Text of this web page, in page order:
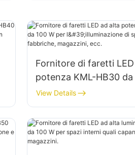
Fornitore di faretti
potenza KML-HB30 da
per l'illuminazione di
interni in fabbriche,
ecc.
View Details